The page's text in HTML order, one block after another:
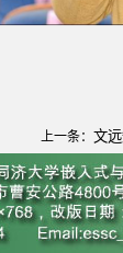
上一条： 文